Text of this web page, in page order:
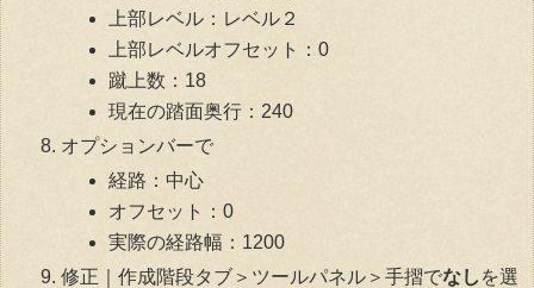
上部レベル：レベル２
上部レベルオフセット：0
蹴上数：18
現在の踏面奥行：240
オプションバーで
経路：中心
オフセット：0
実際の経路幅：1200
修正｜作成階段タブ＞ツールパネル＞手摺でなし を選